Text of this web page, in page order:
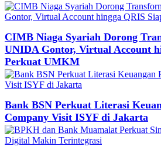
CIMB Niaga Syariah Dorong
UNIDA Gontor, Virtual Account
Perkuat UMKM
Bank BSN Perkuat Literasi
Company Visit ISYF di Jakarta